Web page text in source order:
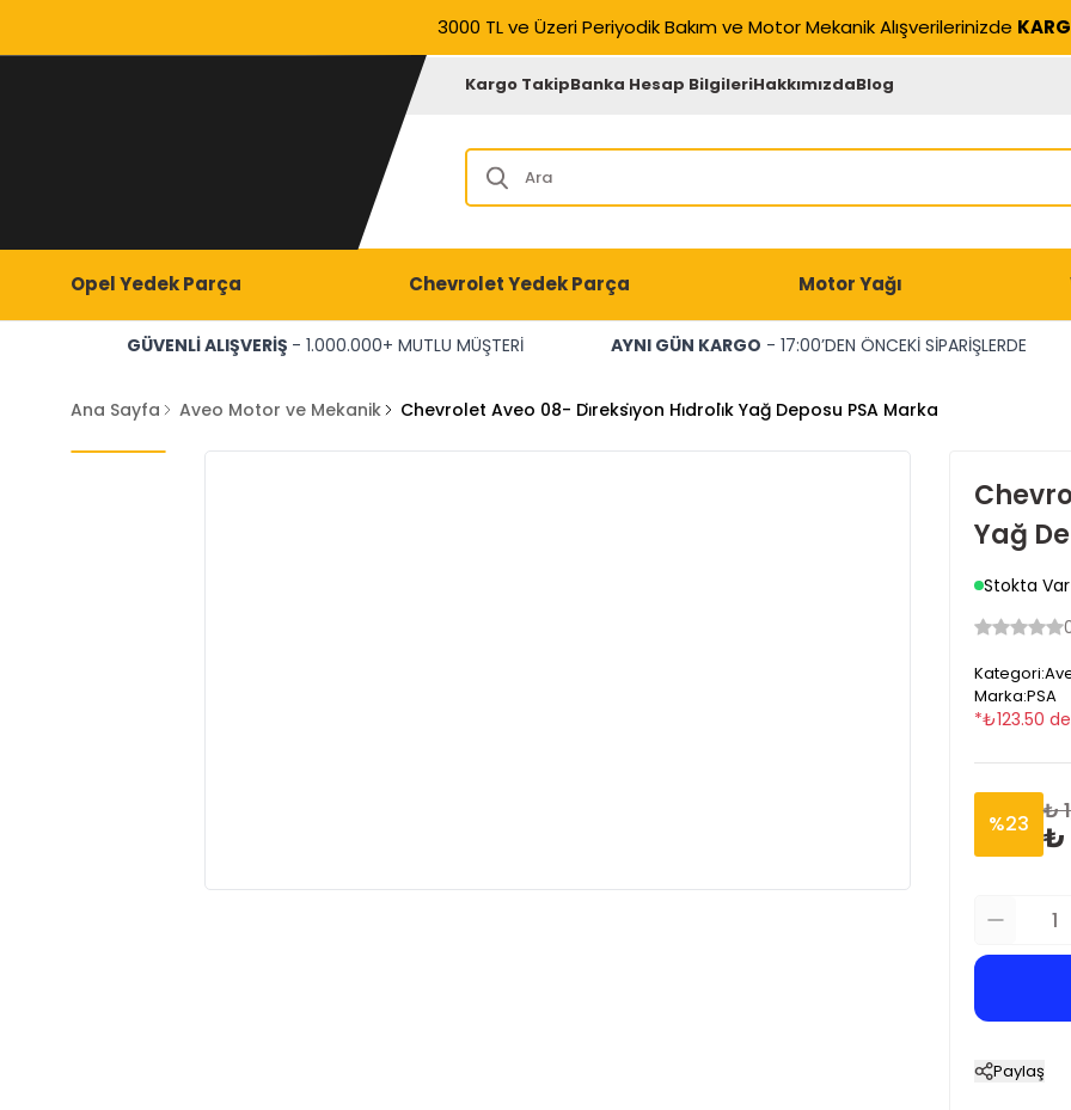
3000 TL ve Üzeri Periyodik Bakım ve Motor Mekanik Alışverilerinizde
Kargo TakipBanka Hesap BilgileriHakkımızdaBlog
Opel Yedek Parça Chevrolet Yedek Parça Motor Yağı
GÜVENLİ ALIŞVERİŞ - 1.000.000+ MUTLU MÜŞTERİ AYNI GÜN KARGO - 17:00’DEN ÖNCEKİ SİPARİŞLERDE
Ana Sayfa Aveo Motor ve Mekanik Chevrolet Aveo 08- Di̇reksi̇yon Hi̇droli̇k Yağ Deposu PSA Marka
Yağ
Stokta Var
Kategori:
Marka:PSA
*₺123.50
%23 ₺
₺
Paylaş